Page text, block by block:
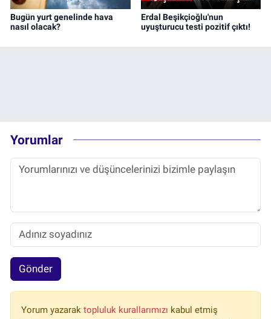
Bugün yurt genelinde hava
nasıl olacak?
Erdal Beşikçioğlu'nun
uyuşturucu testi pozitif çıktı!
Yorumlar
Gönder
Yorum yazarak topluluk kurallarımızı kabul etmiş